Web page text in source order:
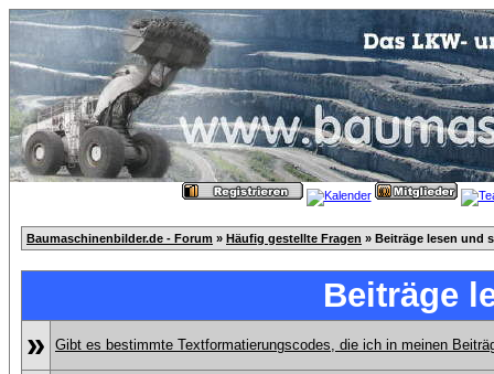
Baumaschinenbilder.de - Forum » Häufig gestellte Fragen » Beiträge lesen und
Beiträge
»
Gibt es bestimmte Textformatierungscodes, die ich in meinen